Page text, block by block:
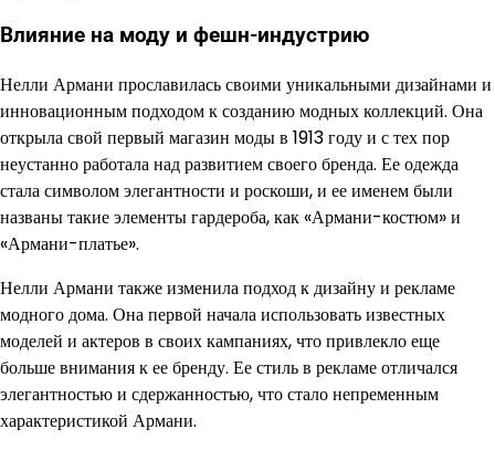
Влияние на моду и фешн-индустрию
Нелли Армани прославилась своими уникальными дизайнами и
инновационным подходом к созданию модных коллекций. Она
открыла свой первый магазин моды в 1913 году и с тех пор
неустанно работала над развитием своего бренда. Ее одежда
стала символом элегантности и роскоши, и ее именем были
названы такие элементы гардероба, как «Армани-костюм» и
«Армани-платье».
Нелли Армани также изменила подход к дизайну и рекламе
модного дома. Она первой начала использовать известных
моделей и актеров в своих кампаниях, что привлекло еще
больше внимания к ее бренду. Ее стиль в рекламе отличался
элегантностью и сдержанностью, что стало непременным
характеристикой Армани.